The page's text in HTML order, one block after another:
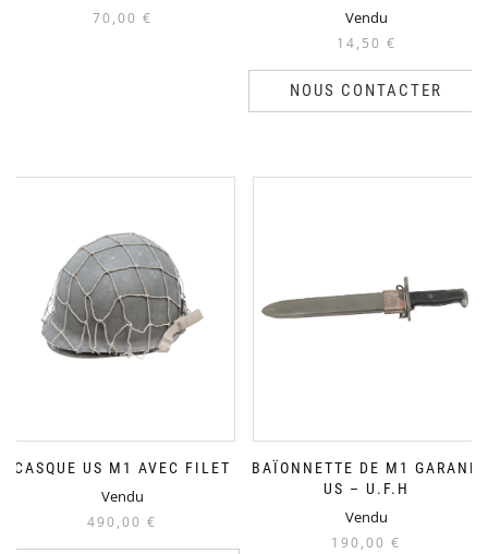
70,00 € Vendu
14,50 €
NOUS CONTACTER
CASQUE US M1 AVEC FILET
Vendu
490,00 €
BAÏONNETTE DE M1 GARAND
US – U.F.H
Vendu
190,00 €